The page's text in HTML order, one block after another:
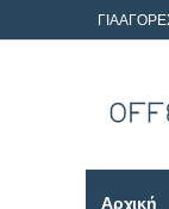
ΓΙΑ
Αρχική